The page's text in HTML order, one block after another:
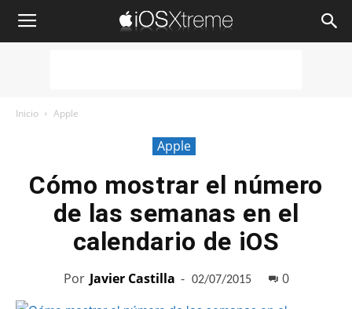
iOSXtreme
Inicio Apple
Apple
Cómo mostrar el número
de las semanas en el
calendario de iOS
Por Javier Castilla - 02/07/2015 0